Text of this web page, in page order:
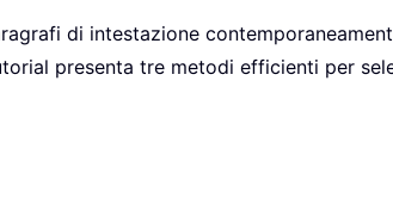
di intestazione
presenta tre metodi efficienti per